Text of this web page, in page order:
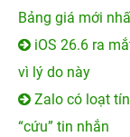
Bảng giá mới
iOS 26.6 ra
vì lý do này
Zalo có loạt
“cứu” tin nhắn